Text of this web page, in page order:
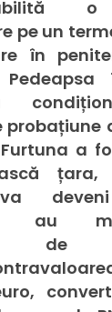
o
pe un
în
probațiune
a
au